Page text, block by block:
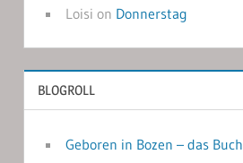
Loisi on Donnerstag
BLOGROLL
Geboren in Bozen – das Buch